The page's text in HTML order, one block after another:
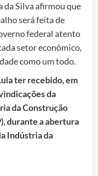
da Silva afirmou que
será feita de
federal atento
setor econômico,
como um todo.
ter recebido, em
da
da Construção
durante a abertura
Indústria da